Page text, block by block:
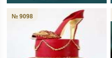
№ 9098